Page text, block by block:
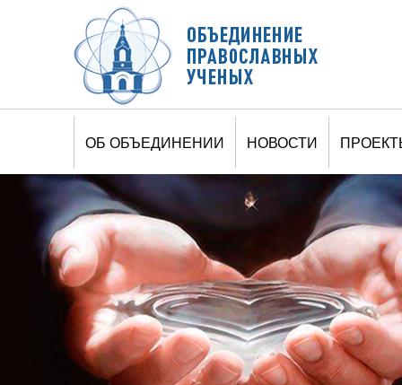
ОБ ОБЪЕДИНЕНИИ НОВОСТИ